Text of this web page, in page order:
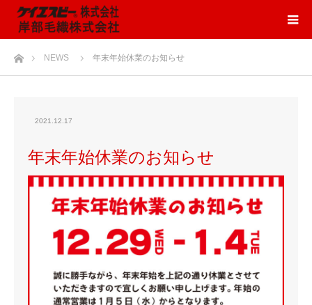
ホームNEWS 年末年始休業のお知らせ
2021.12.17
年末年始休業のお知らせ